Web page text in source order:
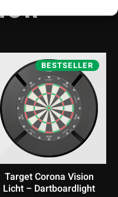
BESTSELLER
Target Corona Vision
Licht – Dartboardlight